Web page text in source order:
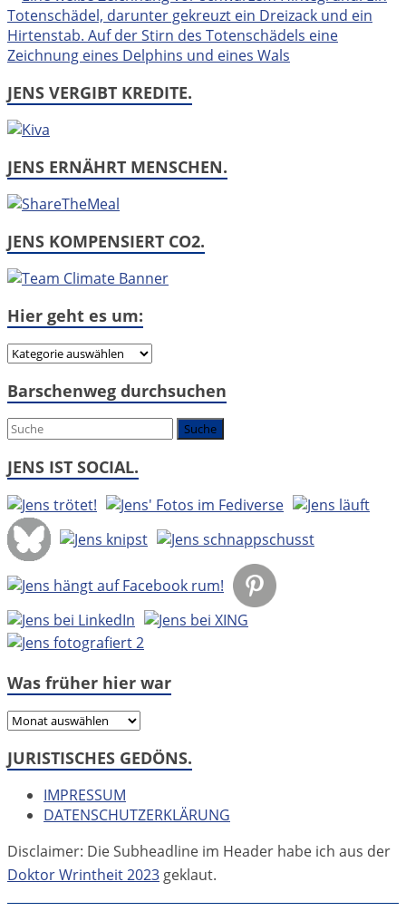
JENS VERGIBT KREDITE.
JENS ERNÄHRT MENSCHEN.
JENS KOMPENSIERT CO2.
Hier geht es um:
Hier
es
Barschenweg durchsuchen
JENS IST SOCIAL.
Was früher hier war
Was
hier
JURISTISCHES GEDÖNS.
IMPRESSUM
DATENSCHUTZERKLÄRUNG
Disclaimer: Die Subheadline im Header habe ich aus der
Doktor Wrintheit 2023 geklaut.